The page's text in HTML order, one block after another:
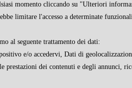
momento cliccando su "Ulteriori
limitare l'accesso a determinate
al seguente trattamento dei dati:
e/o accedervi, Dati di
prestazioni dei contenuti e degli annunci,